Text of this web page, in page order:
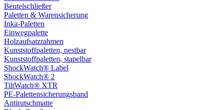
Beutelschließer
Paletten & Warensicherung
Inka-Paletten
Einwegpalette
Holzaufsatzrahmen
Kunststoffpaletten, nestbar
Kunststoffpaletten, stapelbar
ShockWatch® Label
ShockWatch® 2
TiltWatch® XTR
PE-Palettensicherungsband
Antirutschmatte